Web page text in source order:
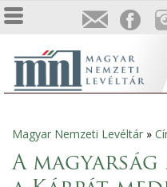
Jelenlegi
hely
Magyar Nemzeti Levéltár »
A